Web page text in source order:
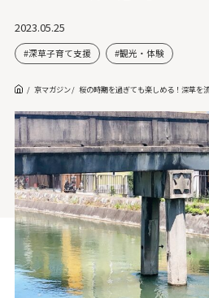
2023.05.25
深草子育て支援 観光・体験
京マガジン 桜の時期を過ぎても楽しめる！深草を